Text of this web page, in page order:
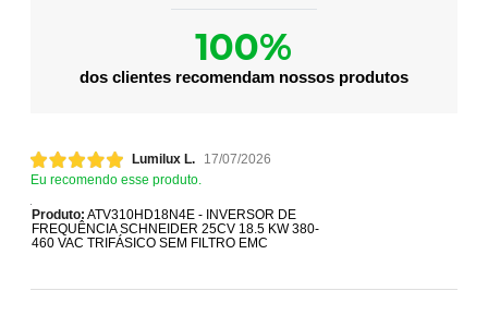
100%
dos clientes recomendam nossos produtos
Lumilux L.
17/07/2026
Eu recomendo esse produto.
Produto: ATV310HD18N4E - INVERSOR DE
FREQUÊNCIA SCHNEIDER 25CV 18.5 KW 380-
460 VAC TRIFÁSICO SEM FILTRO EMC